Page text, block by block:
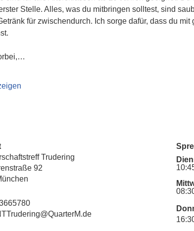
Stelle. Alles, was du mitbringen solltest, sind
für zwischendurch. Ich sorge dafür, dass du
Trudering
92